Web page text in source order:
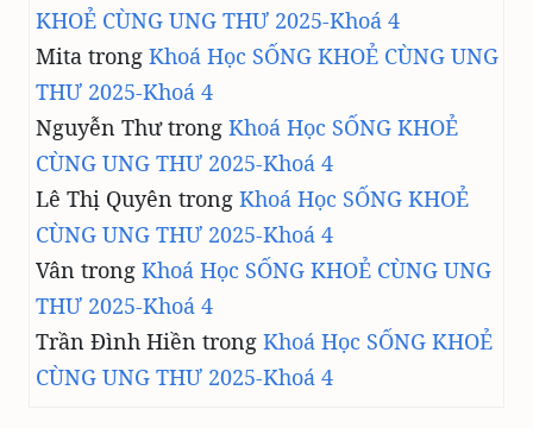
KHOẺ CÙNG UNG THƯ 2025-Khoá 4
Mita trong Khoá Học SỐNG KHOẺ CÙNG UNG
THƯ 2025-Khoá 4
Nguyễn Thưtrong Khoá Học SỐNG KHOẺ
CÙNG UNG THƯ 2025-Khoá 4
Lê Thị Quyên trong Khoá Học SỐNG KHOẺ
CÙNG UNG THƯ 2025-Khoá 4
Vân trong Khoá Học SỐNG KHOẺ CÙNG UNG
THƯ 2025-Khoá 4
Trần Đình Hiền trong Khoá Học SỐNG KHOẺ
CÙNG UNG THƯ 2025-Khoá 4